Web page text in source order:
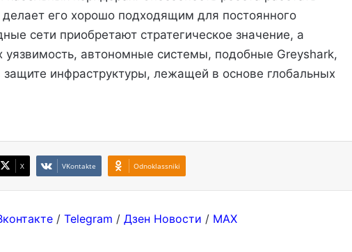
его хорошо подходящим для постоянного
сети приобретают стратегическое значение, а
автономные системы, подобные Greyshark,
инфраструктуры, лежащей в основе глобальных
X VKontakte Odnoklassniki
/ Telegram / Дзен Новости / MAX